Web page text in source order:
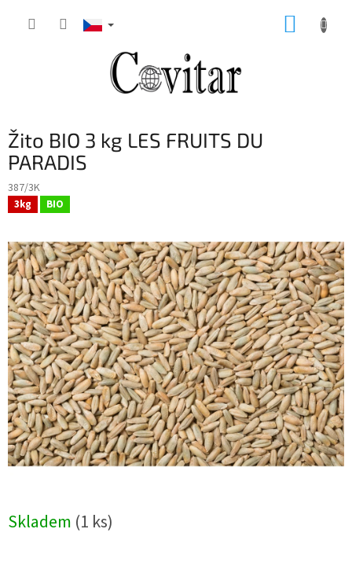
Žito BIO 3 kg LES FRUITS DU
PARADIS
387/3K
3kg BIO
Skladem (1 ks)